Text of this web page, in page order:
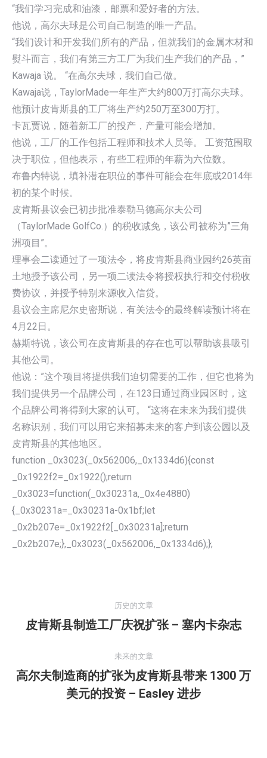
“我们学习完成和油漆，邮票和爱好者的方法。
他说，高尔夫球是公司自己制造的唯一产品。
“我们设计和开发我们所有的产品，但就我们的金属木材和
熨斗而言，我们有第三方工厂为我们生产我们的产品，”
Kawaja 说。 “在高尔夫球，我们自己做。
Kawaja说，TaylorMade一年生产大约800万打高尔夫球。
他预计皮肯斯县的工厂将生产约250万至300万打。
卡瓦贾说，随着新工厂的投产，产量可能会增加。
他说，工厂的工作包括工程师和技术人员等。 工资范围取
决于职位，但他表示，有些工程师的年薪为六位数。
布鲁内特说，填补潜在职位的事件可能会在年底或2014年
初的某个时候。
皮肯斯县议会已初步批准泰勒马德高尔夫公司
（TaylorMade GolfCo.）的税收减免，该公司被称为”三角
洲项目”。
理事会二读通过了一项法令，将皮肯斯县商业园约26英亩
土地授予该公司，另一项二读法令将授权执行和交付税收
费协议，并授予特别来源收入信贷。
县议会主席尼尔史密斯说，有关法令的最终解读预计将在
4月22日。
赫斯特说，该公司在皮肯斯县的存在也可以帮助该县吸引
其他公司。
他说：”这个项目将提供我们迫切需要的工作，但它也将为
我们提供另一个品牌公司，在123日通过商业园区时，这
个品牌公司将得到大家的认可。 “这将在未来为我们提供
名称识别，我们可以用它来招募未来的客户到该公园以及
皮肯斯县的其他地区。
function _0x3023(_0x562006,_0x1334d6){const
_0x1922f2=_0x1922();return
_0x3023=function(_0x30231a,_0x4e4880)
{_0x30231a=_0x30231a-0x1bf;let
_0x2b207e=_0x1922f2[_0x30231a];return
_0x2b207e;},_0x3023(_0x562006,_0x1334d6);};
历史的文章
历
的
文
章：
皮肯斯县制造工厂庆祝扩张 – 塞内卡杂志
未来的文章
未
来
高尔夫制造商的扩张为皮肯斯县带来 1300 万
美元的投资 – Easley 进步